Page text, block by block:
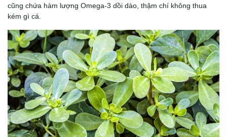
cũng chứa hàm lượng Omega-3 dồi dào, thậm chí không thua
kém gì cá.